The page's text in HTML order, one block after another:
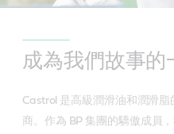
成為我們故事的
Castrol 是高級潤滑油和潤滑
商。作為 BP 集團的驕傲成員